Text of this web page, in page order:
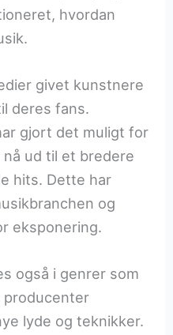
hvordan
givet kunstnere
deres fans.
gjort det muligt for
ud til et bredere
hits. Dette har
og
eksponering.
også i genrer som
producenter
lyde og teknikker.